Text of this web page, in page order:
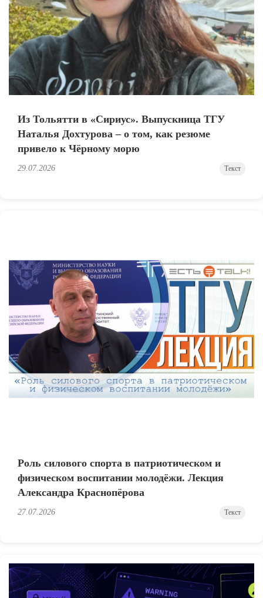
Из Тольятти в «Сириус». Выпускница ТГУ
Наталья Дохтурова – о том, как резюме
привело к Чёрному морю
29.07.2026 Текст
Роль силового спорта в патриотическом и
физическом воспитании молодёжи. Лекция
Александра Краснопёрова
27.07.2026 Текст